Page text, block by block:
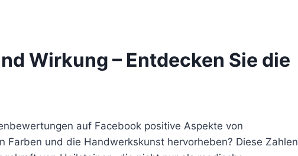
Wirkung – Entdecken Sie die
auf Facebook positive Aspekte von
Farben und die Handwerkskunst hervorheben? Diese Zahlen